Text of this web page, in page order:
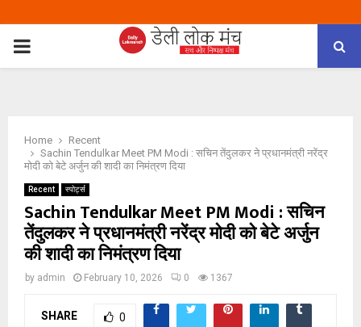
PRIMARY
Home
Recent
Sachin Tendulkar Meet PM Modi : सचिन तेंदुलकर ने प्रधानमंत्री नरेंद्र
मोदी को बेटे अर्जुन की शादी का निमंत्रण दिया
Recent स्पोर्ट्स
Sachin Tendulkar Meet PM Modi : सचिन
तेंदुलकर ने प्रधानमंत्री नरेंद्र मोदी को बेटे अर्जुन
की शादी का निमंत्रण दिया
by admin February 10, 2026 0 1367
SHARE 0